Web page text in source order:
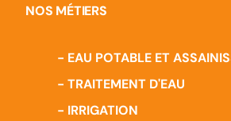
NOS MÉTIERS
- EAU POTABLE ET
- TRAITEMENT D'EAU
- IRRIGATION